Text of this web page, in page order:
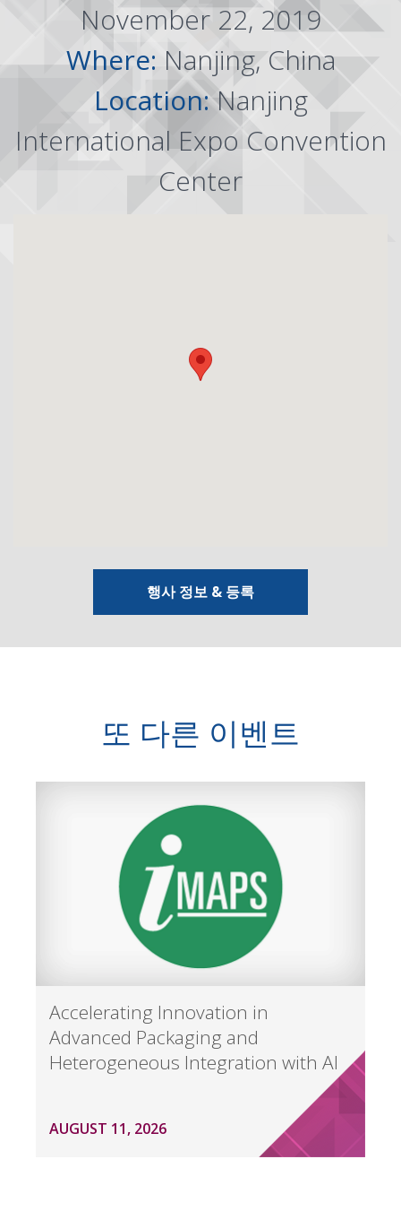
November 22, 2019
Where: Nanjing, China
Location:Nanjing
International Expo Convention
Center
행사 정보 & 등록
또 다른 이벤트
Accelerating Innovation in
Advanced Packaging and
Heterogeneous Integration with AI
AUGUST 11, 2026